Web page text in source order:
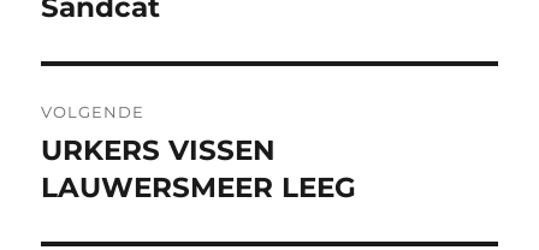
Sandcat
VOLGENDE
Volgend
bericht:
URKERS VISSEN
LAUWERSMEER LEEG